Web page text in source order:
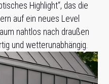
Highlight“, das die
auf ein neues Level
nahtlos nach draußen
und wetterunabhängig.